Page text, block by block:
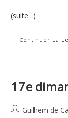
(suite…)
Continuer La
17e
Auteur/autrice
Guilhem de